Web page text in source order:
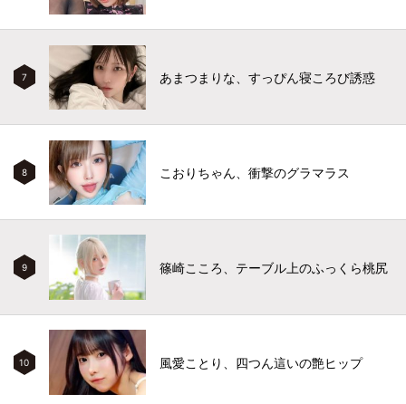
7 あまつまりな、すっぴん寝ころび誘惑
8 こおりちゃん、衝撃のグラマラス
9 篠崎こころ、テーブル上のふっくら桃尻
10 風愛ことり、四つん這いの艶ヒップ